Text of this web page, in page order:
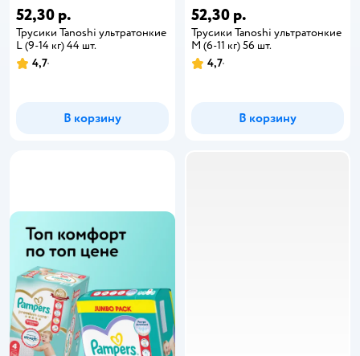
52,30 р.
Трусики Tanoshi ультратонкие
L (9-14 кг) 44 шт.
4,7
В корзину
52,30 р.
Трусики Tanoshi ультратонкие
M (6-11 кг) 56 шт.
4,7
В корзину